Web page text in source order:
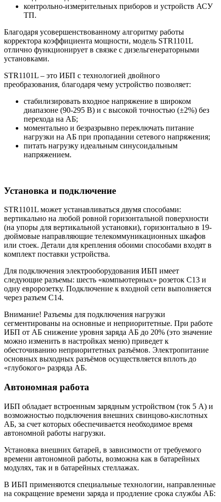
контрольно-измерительных приборов и устройств АСУ
ТП.
Благодаря усовершенствованному алгоритму работы
корректора коэффициента мощности, модель STR1101L
отлично функционирует в связке с дизельгенераторными
установками.
STR1101L – это ИБП с технологией двойного
преобразования, благодаря чему устройство позволяет:
стабилизировать входное напряжение в широком
диапазоне (90-295 В) и с высокой точностью (±2%) без
перехода на АБ;
моментально и безразрывно переключать питание
нагрузки на АБ при пропадании сетевого напряжения;
питать нагрузку идеальным синусоидальным
напряжением.
Установка и подключение
STR1101L может устанавливаться двумя способами:
вертикально на любой ровной горизонтальной поверхности
(на упоры для вертикальной установки), горизонтально в 19-
дюймовые направляющие телекоммуникационных шкафов
или стоек. Детали для крепления обоими способами входят в
комплект поставки устройства.
Для подключения электрооборудования ИБП имеет
следующие разъемы: шесть «компьютерных» розеток С13 и
одну евророзетку. Подключение к входной сети выполняется
через разъем C14.
Внимание! Разъемы для подключения нагрузки
сегментированы на основные и неприоритетные. При работе
ИБП от АБ снижение уровня заряда АБ до 20% (это значение
можно изменить в настройках меню) приведет к
обесточиванию неприоритетных разъёмов. Электропитание
основных выходных разъёмов осуществляется вплоть до
«глубокого» разряда АБ.
Автономная работа
ИБП обладает встроенным зарядным устройством (ток 5 А) и
возможностью подключения внешних свинцово-кислотных
АБ, за счет которых обеспечивается необходимое время
автономной работы нагрузки.
Установка внешних батарей, в зависимости от требуемого
времени автономной работы, возможна как в батарейных
модулях, так и в батарейных стеллажах.
В ИБП применяются специальные технологии, направленные
на сокращение времени заряда и продление срока службы АБ: